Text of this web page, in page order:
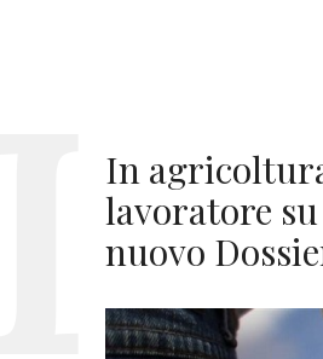
In
lavoratore
nuovo